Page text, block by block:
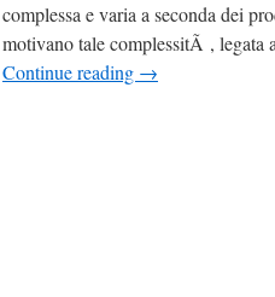
complessa e varia a seconda dei
motivano tale complessitÃ , legata
Continue reading →